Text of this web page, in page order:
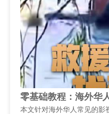
零基础教程：海外华
本文针对海外华人常见的影